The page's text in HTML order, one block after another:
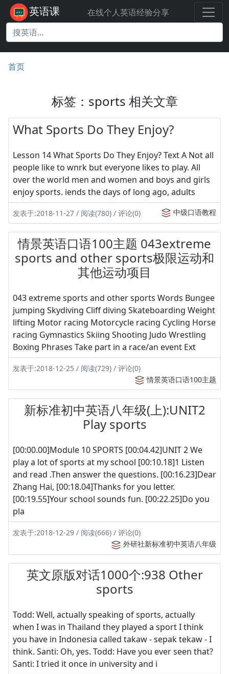
英语课 在线个人英语经验分享
首页
标签：sports 相关文章
What Sports Do They Enjoy?
Lesson 14 What Sports Do They Enjoy? Text A Not all
people like to wnrk but everyone likes to play. All
over the world men and women and boys and girls
enjoy sports. iends the days of long ago, adults
发表于:2018-11-27 / 阅读(780) / 评论(0) 中级口语教程
情景英语口语100主题 043extreme
sports and other sports极限运动和
其他运动项目
043 extreme sports and other sports Words Bungee
jumping Skydiving Cliff diving Skateboarding Weight
lifting Motor racing Motorcycle racing Cycling Horse
racing Gymnastics Skiing Shooting Judo Wrestling
Boxing Phrases Take part in a race/an event Ext
发表于:2018-12-25 / 阅读(729) / 评论(0)
情景英语口语100主题
新标准初中英语八年级(上):UNIT2
Play sports
[00:00.00]Module 10 SPORTS [00:04.42]UNIT 2 We
play a lot of sports at my school [00:10.18]1 Listen
and read .Then answer the questions. [00:16.23]Dear
Zhang Hai, [00:18.04]Thanks for you letter.
[00:19.55]Your school sounds fun. [00:22.25]Do you
pla
发表于:2018-12-29 / 阅读(666) / 评论(0)
外研社新标准初中英语八年级
英文原版对话1000个:938 Other
sports
Todd: Well, actually speaking of sports, actually
when I was in Thailand they played a sport I think
you have in Indonesia called takaw - sepak tekaw - I
think. Santi: Oh, yes. Todd: Have you ever seen that?
Santi: I tried it once in university and i